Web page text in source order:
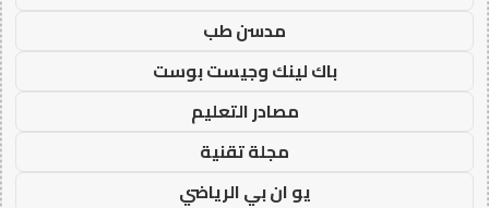
مدسن طب
باك لينك وجيست بوست
مصادر التعليم
مجلة تقنية
يو ان بي الرياضي